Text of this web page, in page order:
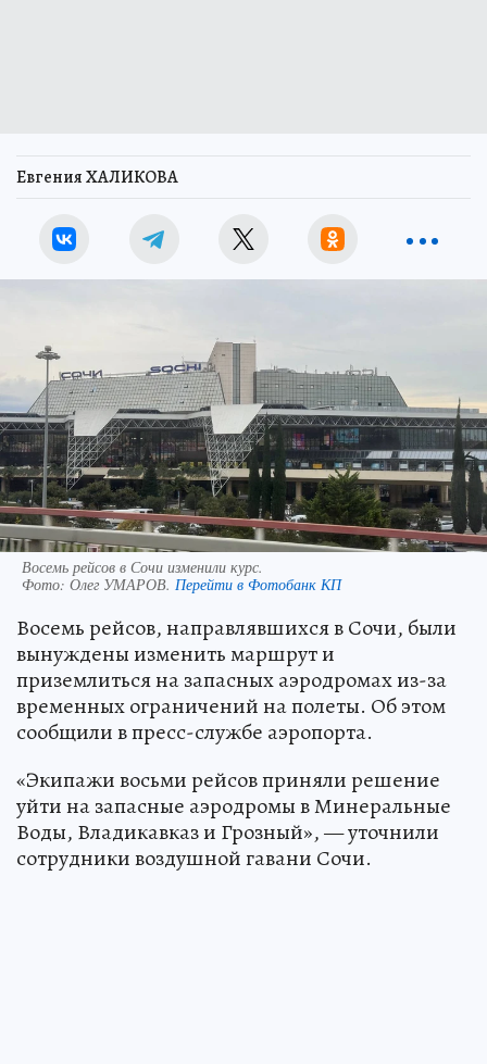
Евгения ХАЛИКОВА
Восемь рейсов в Сочи изменили курс.
Фото: Олег УМАРОВ. Перейти в Фотобанк КП
Восемь рейсов, направлявшихся в Сочи, были
вынуждены изменить маршрут и
приземлиться на запасных аэродромах из-за
временных ограничений на полеты. Об этом
сообщили в пресс-службе аэропорта.
«Экипажи восьми рейсов приняли решение
уйти на запасные аэродромы в Минеральные
Воды, Владикавказ и Грозный», — уточнили
сотрудники воздушной гавани Сочи.